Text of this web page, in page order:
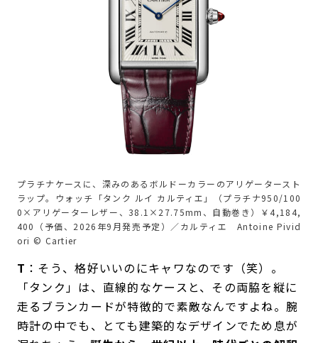
プラチナケースに、深みのあるボルドーカラーのアリゲータースト
ラップ。ウォッチ「タンク ルイ カルティエ」（プラチナ950/100
0×アリゲーターレザー、38.1×27.75mm、自動巻き）￥4,184,
400（予価、2026年9月発売予定）／カルティエ Antoine Pivid
ori © Cartier
T ：そう、格好いいのにキャワなのです（笑）。
「タンク」は、直線的なケースと、その両脇を縦に
走るブランカードが特徴的で素敵なんですよね。腕
時計の中でも、とても建築的なデザインでため息が